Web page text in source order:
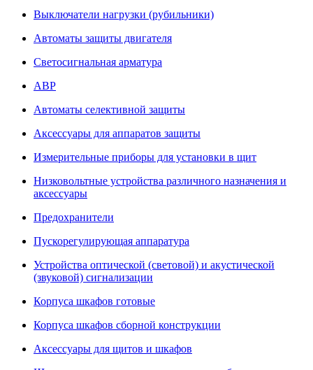
Выключатели нагрузки (рубильники)
Автоматы защиты двигателя
Светосигнальная арматура
АВР
Автоматы селективной защиты
Аксессуары для аппаратов защиты
Измерительные приборы для установки в щит
Низковольтные устройства различного назначения и
аксессуары
Предохранители
Пускорегулирующая аппаратура
Устройства оптической (световой) и акустической
(звуковой) сигнализации
Корпуса шкафов готовые
Корпуса шкафов сборной конструкции
Аксессуары для щитов и шкафов